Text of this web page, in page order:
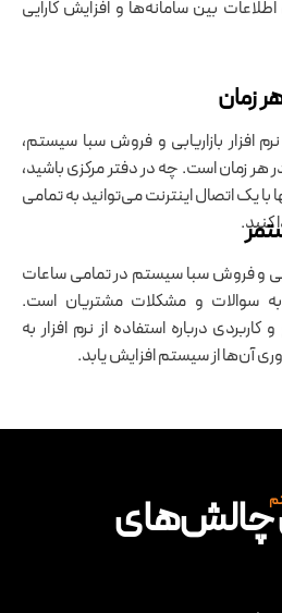
بین سامانه‌ها و افزایش کارایی
زمان
‌افزار بازاریابی و فروش سبا سیستم،
هر زمان است. چه در دفتر مرکزی باشید،
با یک اتصال اینترنت می‌توانید به تمامی
کنید.
و فروش سبا سیستم در تمامی ساعات
به سوالات و مشکلات مشتریان است.
درباره استفاده از نرم ‌افزار به
آن‌ها از سیستم افزایش یابد.
چالش‌های